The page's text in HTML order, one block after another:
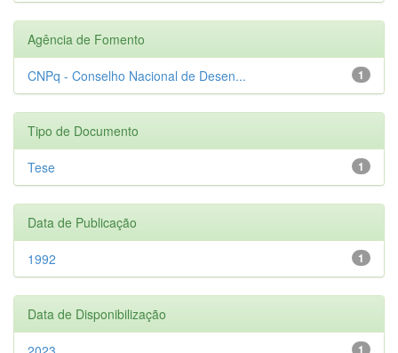
Agência de Fomento
1
CNPq - Conselho Nacional de Desen...
Tipo de Documento
1
Tese
Data de Publicação
1
1992
Data de Disponibilização
1